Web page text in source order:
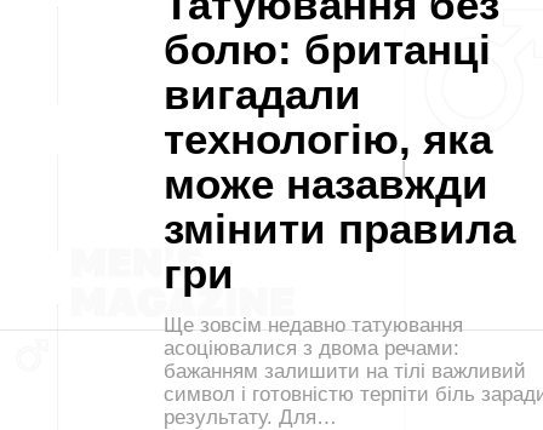
болю: британці
вигадали
технологію, яка
може назавжди
змінити правила
гри
Ще зовсім недавно татуювання
асоціювалися з двома речами:
бажанням залишити на тілі важливий
символ і готовністю терпіти біль
результату. Для…